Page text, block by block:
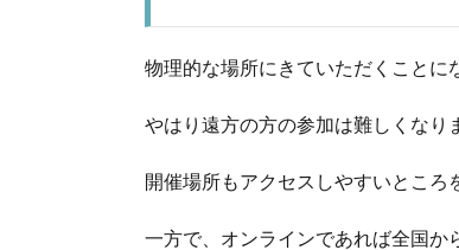
物理的な場所にきていただくことに
やはり遠方の方の参加は難しくなり
開催場所もアクセスしやすいところ
一方で、オンラインであれば全国か